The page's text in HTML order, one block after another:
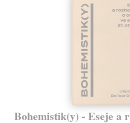
Bohemistik(y) - Eseje a